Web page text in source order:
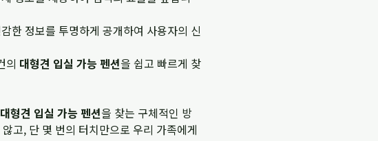
한 정보를 투명하게 공개하여 사용자의 신
의 대형견 입실 가능 펜션을 쉽고 빠르게 찾
대형견 입실 가능 펜션을 찾는 구체적인 방
고, 단 몇 번의 터치만으로 우리 가족에게